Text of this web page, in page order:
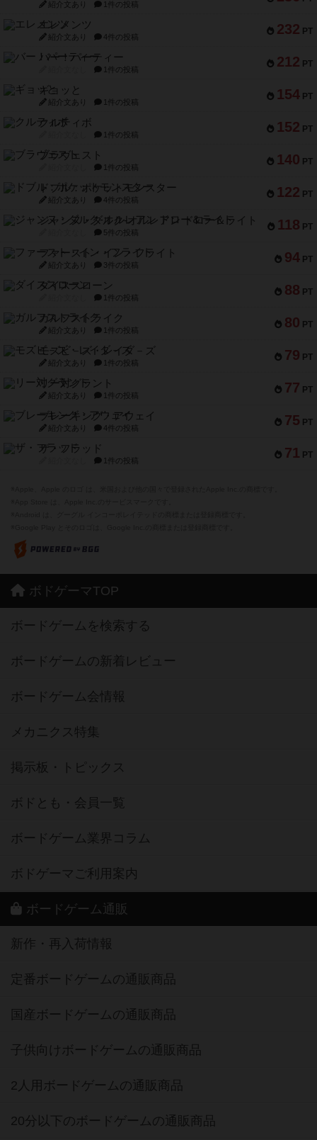
紹介文あり 1件の投稿
232 PT
エレメンツ
紹介文あり 4件の投稿
212 PT
バー！パーティー
1件の投稿
154 PT
ギョッと
紹介文あり 1件の投稿
152 PT
クルティボ
1件の投稿
140 PT
ブラヴェスト
1件の投稿
122 PT
ドブル：ポケットモンスター
紹介文あり 4件の投稿
118 PT
ジャンヌ・ダルク-オルレアン ドロー＆ライト
5件の投稿
94 PT
ファースト・イン・フライト
紹介文あり 3件の投稿
88 PT
ダイススローン
1件の投稿
80 PT
ガルフストライク
紹介文あり 1件の投稿
79 PT
モズビ－ズ・レイダ－ズ
紹介文あり 1件の投稿
77 PT
リー対グラント
紹介文あり 1件の投稿
75 PT
ブレーキング・アウェイ
紹介文あり 4件の投稿
71 PT
ザ・フラッド
1件の投稿
ボドゲーマTOP
ボードゲームを検索する
ボードゲームの新着レビュー
ボードゲーム会情報
メカニクス特集
掲示板・トピックス
ボドとも・会員一覧
ボードゲーム業界コラム
ボドゲーマご利用案内
ボードゲーム通販
新作・再入荷情報
定番ボードゲームの通販商品
国産ボードゲームの通販商品
子供向けボードゲームの通販商品
2人用ボードゲームの通販商品
20分以下のボードゲームの通販商品